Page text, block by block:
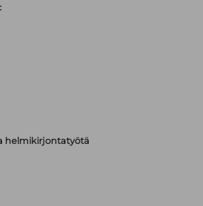
helmikirjontatyötä